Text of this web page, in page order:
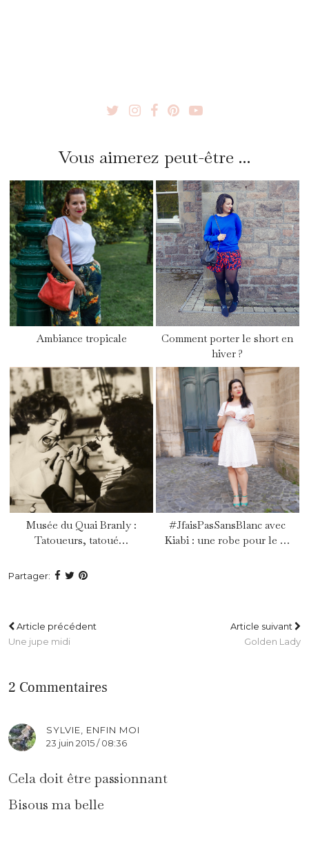
Vous aimerez peut-être ...
Ambiance tropicale
Comment porter le short en
hiver ?
Musée du Quai Branly :
Tatoueurs, tatoué…
#JfaisPasSansBlanc‏ avec
Kiabi : une robe pour le …
Partager:
Article précédent
Une jupe midi
Article suivant
Golden Lady
2 Commentaires
SYLVIE, ENFIN MOI
23 juin 2015 / 08:36
Cela doit être passionnant
Bisous ma belle